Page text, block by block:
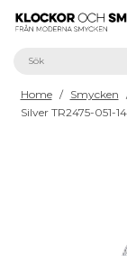
Home / Smycken
Silver TR2475-051-14